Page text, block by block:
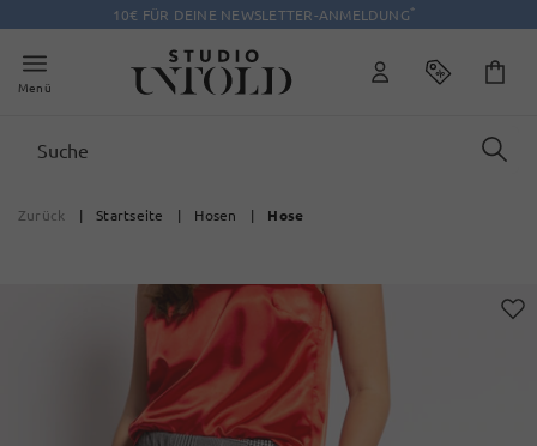
10€ FÜR DEINE NEWSLETTER-ANMELDUNG*
Menü
Zurück | Startseite | Hosen | Hose